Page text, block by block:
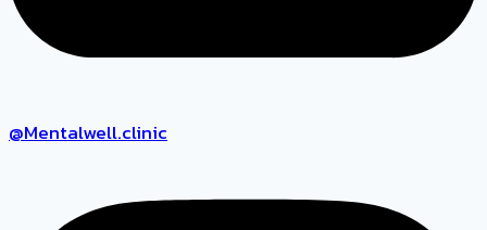
@Mentalwell.clinic